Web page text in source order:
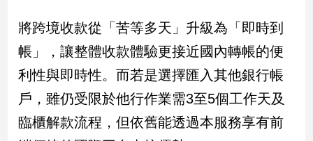
尚
追
星
活
將跨境收款從「苦等多天」升級為「即時到
帳」，讓整體收款體驗更接近國內轉帳的便
利性與即時性。而若是選擇匯入其他銀行帳
戶，雖仍受限於他行作業需3至5個工作天及
臨櫃解款流程，但依舊能透過本服務享有前